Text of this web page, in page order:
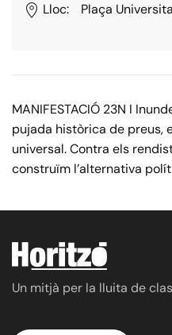
Lloc:
Plaça
MANIFESTACIÓ 23N I
pujada històrica de preus,
universal. Contra els
construïm l’alternativa
Un mitjà per la lluita de